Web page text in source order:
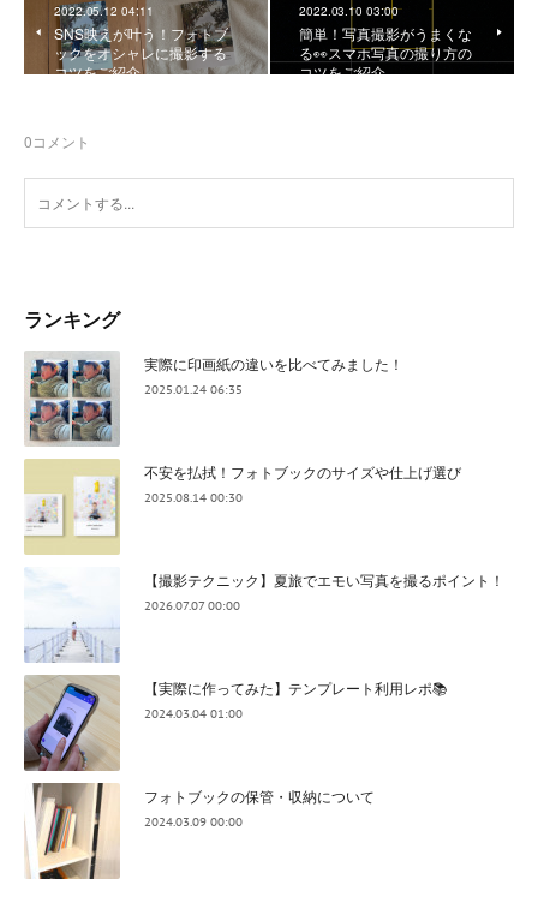
2022.05.12 04:11
SNS映えが叶う！フォトブ
ックをオシャレに撮影する
コツをご紹介
2022.03.10 03:00
簡単！写真撮影がうまくな
る👀スマホ写真の撮り方の
コツをご紹介
0コメント
ランキング
実際に印画紙の違いを比べてみました！
2025.01.24 06:35
不安を払拭！フォトブックのサイズや仕上げ選び
2025.08.14 00:30
【撮影テクニック】夏旅でエモい写真を撮るポイント！
2026.07.07 00:00
【実際に作ってみた】テンプレート利用レポ📚
2024.03.04 01:00
フォトブックの保管・収納について
2024.03.09 00:00